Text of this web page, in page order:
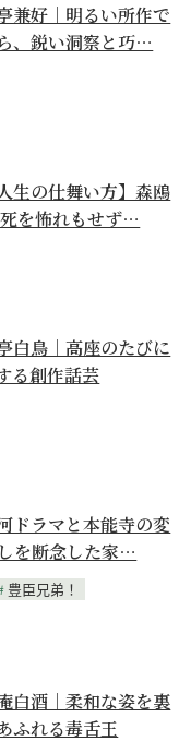
兼好｜明るい所作で
、鋭い洞察と巧…
生の仕舞い方】森鴎
を怖れもせず…
白鳥｜高座のたびに
る創作話芸
ドラマと本能寺の変
を断念した家…
豊臣兄弟！
白酒｜柔和な姿を裏
ふれる毒舌王